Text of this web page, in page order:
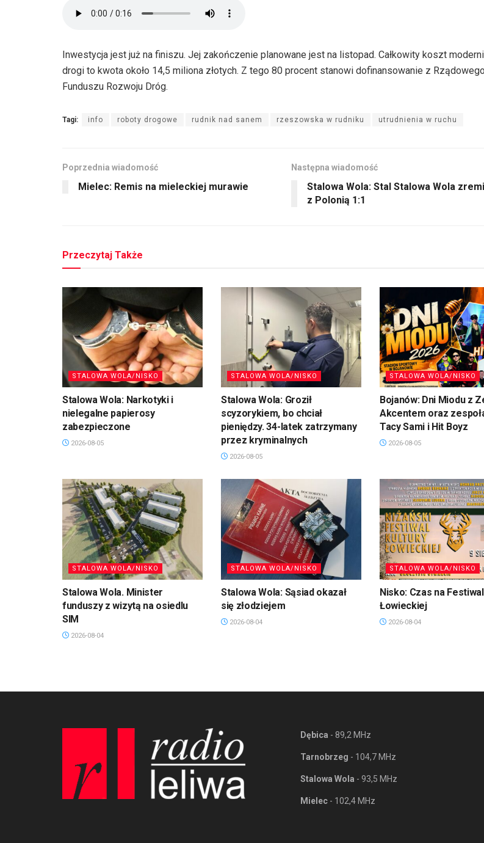
Inwestycja jest już na finiszu. Jej zakończenie planowane jest na listopad. Całkowity koszt
drogi to kwota około 14,5 miliona złotych. Z tego 80 procent stanowi dofinansowanie z Rządowego
Funduszu Rozwoju Dróg.
Tagi: info roboty drogowe rudnik nad sanem rzeszowska w rudniku utrudnienia w ruchu
Poprzednia wiadomość
Mielec: Remis na mieleckiej murawie
Następna wiadomość
Stalowa Wola: Stal Stalowa Wola
z Polonią 1:1
Przeczytaj Także
STALOWA WOLA/NISKO
Stalowa Wola: Narkotyki i
nielegalne papierosy
zabezpieczone
2026-08-05
STALOWA WOLA/NISKO
Stalowa Wola: Groził
scyzorykiem, bo chciał
pieniędzy. 34-latek zatrzymany
przez kryminalnych
2026-08-05
STALOWA WOLA/NISKO
Bojanów: Dni Miodu z
Akcentem oraz
Tacy Sami i Hit Boyz
2026-08-05
STALOWA WOLA/NISKO
Stalowa Wola. Minister
funduszy z wizytą na osiedlu
SIM
2026-08-04
STALOWA WOLA/NISKO
Stalowa Wola: Sąsiad okazał
się złodziejem
2026-08-04
STALOWA WOLA/NISKO
Nisko: Czas na
Łowieckiej
2026-08-04
Dębica - 89,2 MHz
Tarnobrzeg - 104,7 MHz
Stalowa Wola - 93,5 MHz
Mielec - 102,4 MHz